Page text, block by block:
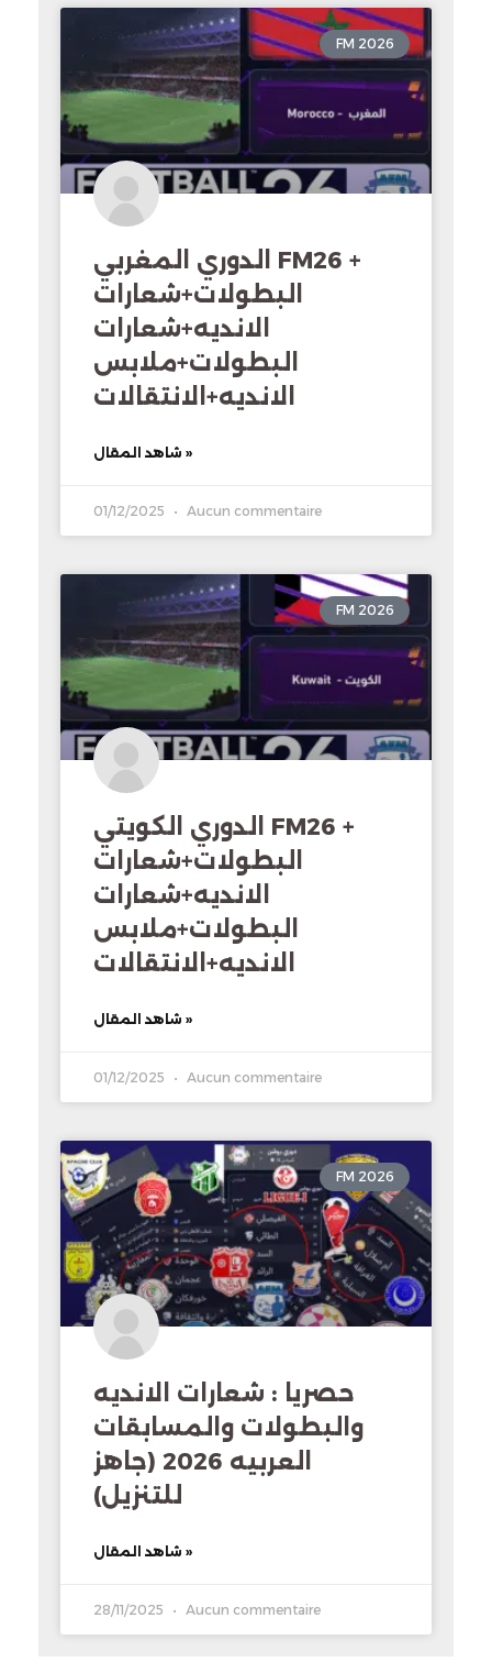
FM 2026
الدوري المغربي FM26 +
البطولات+شعارات
الانديه+شعارات
البطولات+ملابس
الانديه+الانتقالات
شاهد المقال »
01/12/2025 Aucun commentaire
FM 2026
الدوري الكويتي FM26 +
البطولات+شعارات
الانديه+شعارات
البطولات+ملابس
الانديه+الانتقالات
شاهد المقال »
01/12/2025 Aucun commentaire
FM 2026
حصريا : شعارات الانديه
والبطولات والمسابقات
العربيه 2026 (جاهز
للتنزيل)
شاهد المقال »
28/11/2025 Aucun commentaire